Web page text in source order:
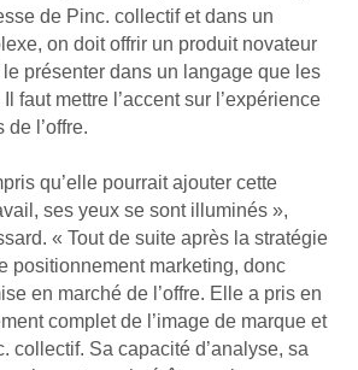
de Pinc. collectif et dans un
on doit offrir un produit novateur
présenter dans un langage que les
faut mettre l’accent sur l’expérience
l’offre.
qu’elle pourrait ajouter cette
ses yeux se sont illuminés »,
« Tout de suite après la stratégie
positionnement marketing, donc
en marché de l’offre. Elle a pris en
complet de l’image de marque et
collectif. Sa capacité d’analyse, sa